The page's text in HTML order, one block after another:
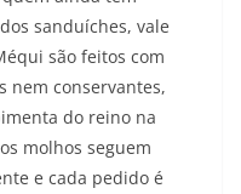
sanduíches, vale
são feitos com
nem conservantes,
do reino na
molhos seguem
e cada pedido é